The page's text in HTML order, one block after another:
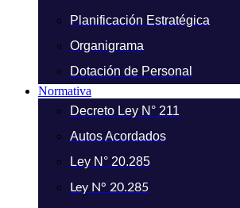
Planificación Estratégica
Organigrama
Dotación de Personal
Normativa
Decreto Ley N° 211
Autos Acordados
Ley N° 20.285
Ley N° 20.285